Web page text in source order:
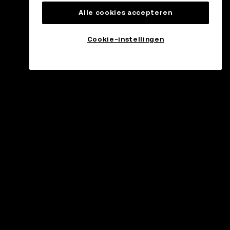
Alle cookies accepteren
Cookie-instellingen